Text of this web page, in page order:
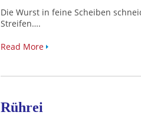
Die Wurst in feine Scheiben
Streifen….
Read More
Rührei